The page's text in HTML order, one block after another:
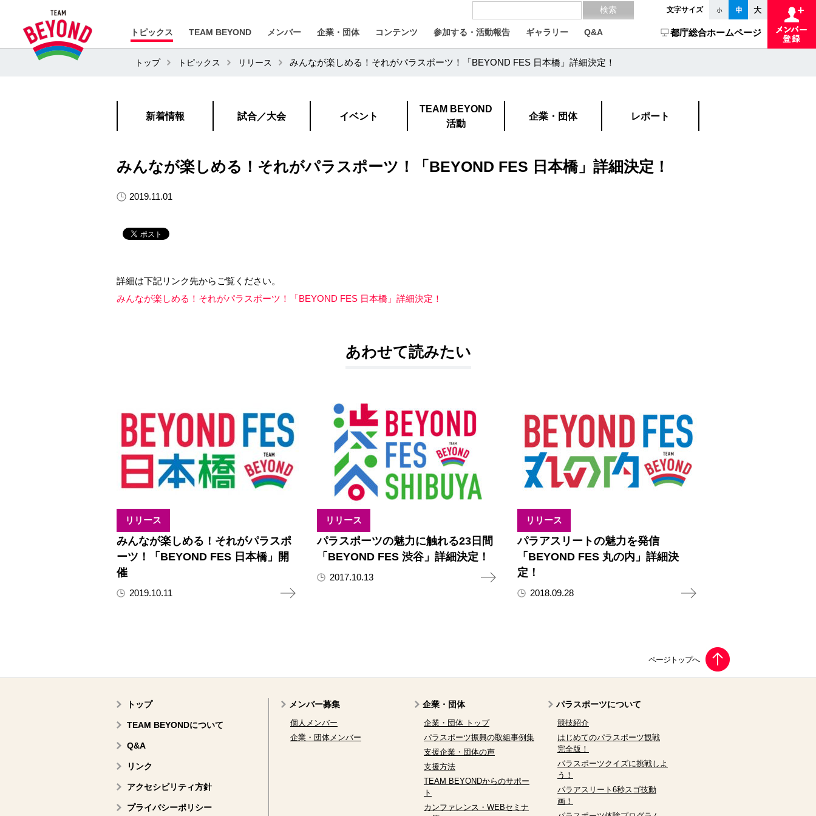
文字サイズ
トピックス TEAM BEYOND メンバー 企業・団体 コンテンツ 参加する・活動報告 ギャラリー Q&A 都庁総合ホームページ
トップ トピックス リリース みんなが楽しめる！それがパラスポーツ！「BEYOND FES 日本橋」詳細決定！
新着情報 試合／大会 イベント
TEAM BEYOND
活動
企業・団体 レポート
みんなが楽しめる！それがパラスポーツ！「BEYOND FES 日本橋」詳細決定！
2019.11.01
詳細は下記リンク先からご覧ください。
みんなが楽しめる！それがパラスポーツ！「BEYOND FES 日本橋」詳細決定！
あわせて読みたい
リリース
みんなが楽しめる！それがパラスポ
ーツ！「BEYOND FES 日本橋」開
催
2019.10.11
リリース
パラスポーツの魅力に触れる23日間
「BEYOND FES 渋谷」詳細決定！
2017.10.13
リリース
パラアスリートの魅力を発信
「BEYOND FES 丸の内」詳細決
定！
2018.09.28
トップ
TEAM BEYONDについて
Q&A
リンク
アクセシビリティ方針
プライバシーポリシー
メンバー募集
個人メンバー
企業・団体メンバー
企業・団体
企業・団体 トップ
パラスポーツ振興の取組事例集
支援企業・団体の声
支援方法
TEAM BEYONDからのサポー
ト
カンファレンス・WEBセミナ
パラスポーツについて
競技紹介
はじめてのパラスポーツ観戦
完全版！
パラスポーツクイズに挑戦しよ
う！
パラアスリート6秒スゴ技動
画！